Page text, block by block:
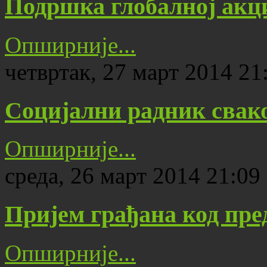
Подршка глобалној
Опширније...
четвртак, 27 март 2014
Социјални радник
Опширније...
среда, 26 март 2014 21:09
Пријем грађана код
Опширније...